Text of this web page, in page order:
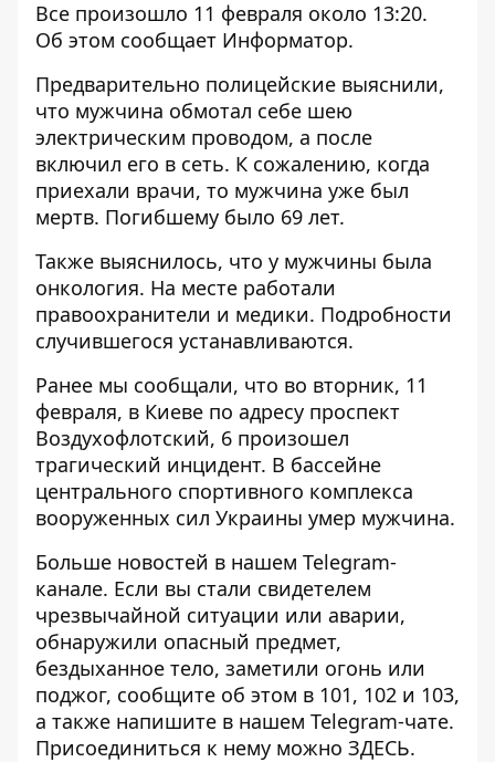
Все произошло 11 февраля около 13:20.
Об этом сообщает Информатор.
Предварительно полицейские выяснили,
что мужчина обмотал себе шею
электрическим проводом, а после
включил его в сеть. К сожалению, когда
приехали врачи, то мужчина уже был
мертв. Погибшему было 69 лет.
Также выяснилось, что у мужчины была
онкология. На месте работали
правоохранители и медики. Подробности
случившегося устанавливаются.
Ранее мы сообщали, что во вторник, 11
февраля, в Киеве по адресу проспект
Воздухофлотский, 6 произошел
трагический инцидент. В бассейне
центрального спортивного комплекса
вооруженных сил Украины умер мужчина.
Больше новостей в нашем Telegram-
канале. Если вы стали свидетелем
чрезвычайной ситуации или аварии,
обнаружили опасный предмет,
бездыханное тело, заметили огонь или
поджог, сообщите об этом в 101, 102 и 103,
а также напишите в нашем Telegram-чате.
Присоединиться к нему можно ЗДЕСЬ.